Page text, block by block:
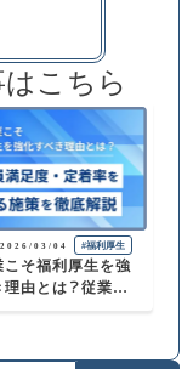
こちら
2026/03/04 #福利厚生
こそ福利厚生を強
理由とは？従業員